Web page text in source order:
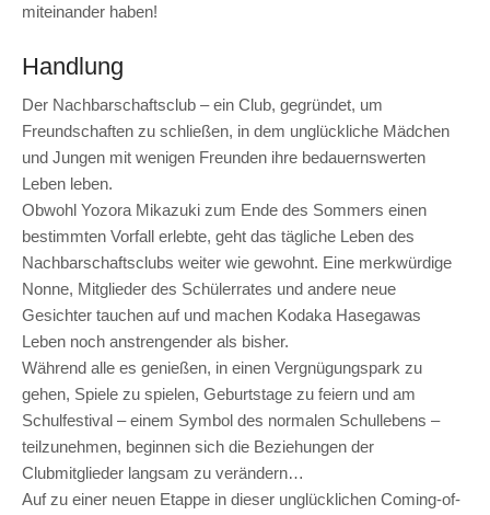
miteinander haben!
Handlung
Der Nachbarschaftsclub – ein Club, gegründet, um
Freundschaften zu schließen, in dem unglückliche Mädchen
und Jungen mit wenigen Freunden ihre bedauernswerten
Leben leben.
Obwohl Yozora Mikazuki zum Ende des Sommers einen
bestimmten Vorfall erlebte, geht das tägliche Leben des
Nachbarschaftsclubs weiter wie gewohnt. Eine merkwürdige
Nonne, Mitglieder des Schülerrates und andere neue
Gesichter tauchen auf und machen Kodaka Hasegawas
Leben noch anstrengender als bisher.
Während alle es genießen, in einen Vergnügungspark zu
gehen, Spiele zu spielen, Geburtstage zu feiern und am
Schulfestival – einem Symbol des normalen Schullebens –
teilzunehmen, beginnen sich die Beziehungen der
Clubmitglieder langsam zu verändern…
Auf zu einer neuen Etappe in dieser unglücklichen Coming-of-